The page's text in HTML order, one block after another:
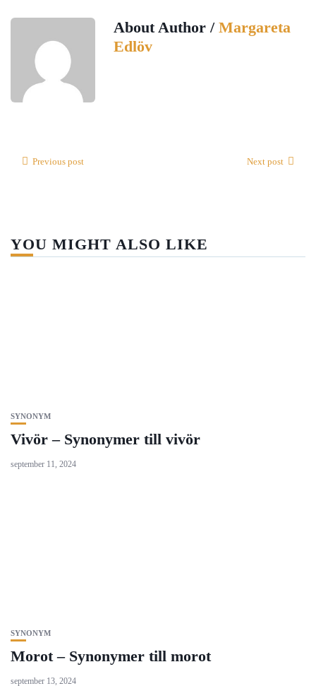
About Author / Margareta
Edlöv
Previous post Next post
YOU MIGHT ALSO LIKE
SYNONYM
Vivör – Synonymer till vivör
september 11, 2024
SYNONYM
Morot – Synonymer till morot
september 13, 2024